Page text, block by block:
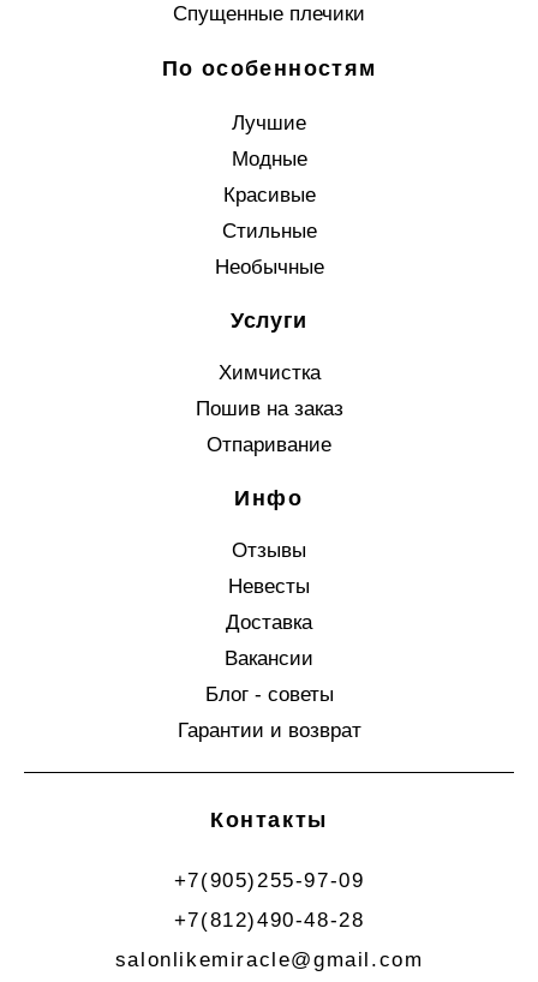
Спущенные плечики
По особенностям
Лучшие
Модные
Красивые
Стильные
Необычные
Услуги
Химчистка
Пошив на заказ
Отпаривание
Инфо
Отзывы
Невесты
Доставка
Вакансии
Блог - советы
Гарантии и возврат
Контакты
+7(905)255-97-09
+7(812)490-48-28
salonlikemiracle@gmail.com